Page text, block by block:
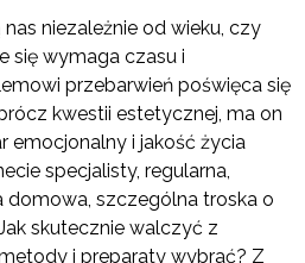
niezależnie od wieku, czy
się wymaga czasu i
przebarwień poświęca się
kwestii estetycznej, ma on
emocjonalny i jakość życia
specjalisty, regularna,
domowa, szczególna troska o
skutecznie walczyć z
i preparaty wybrać? Z